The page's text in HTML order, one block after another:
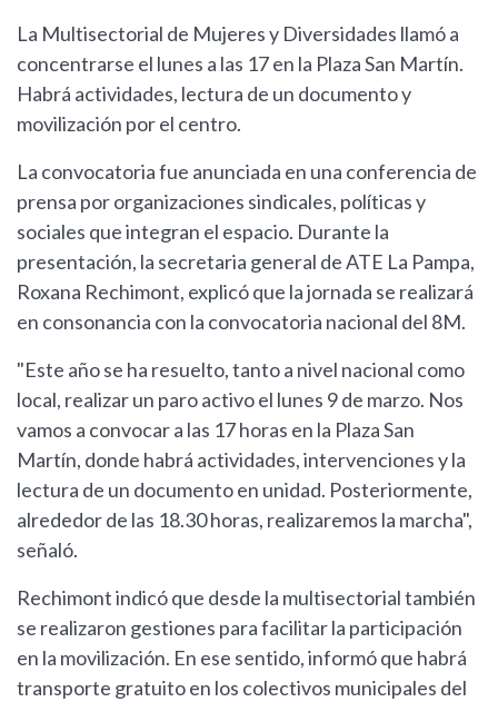
La Multisectorial de Mujeres y Diversidades llamó a
concentrarse el lunes a las 17 en la Plaza San Martín.
Habrá actividades, lectura de un documento y
movilización por el centro.
La convocatoria fue anunciada en una conferencia de
prensa por organizaciones sindicales, políticas y
sociales que integran el espacio. Durante la
presentación, la secretaria general de ATE La Pampa,
Roxana Rechimont, explicó que la jornada se realizará
en consonancia con la convocatoria nacional del 8M.
"Este año se ha resuelto, tanto a nivel nacional como
local, realizar un paro activo el lunes 9 de marzo. Nos
vamos a convocar a las 17 horas en la Plaza San
Martín, donde habrá actividades, intervenciones y la
lectura de un documento en unidad. Posteriormente,
alrededor de las 18.30 horas, realizaremos la marcha",
señaló.
Rechimont indicó que desde la multisectorial también
se realizaron gestiones para facilitar la participación
en la movilización. En ese sentido, informó que habrá
transporte gratuito en los colectivos municipales del